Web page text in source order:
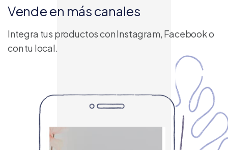
Vende en más canales
Integra tus productos con Instagram, Facebook o
con tu local.